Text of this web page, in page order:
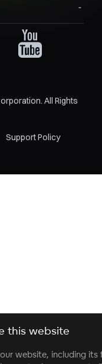
All Rights
Support Policy
this website
website, including its